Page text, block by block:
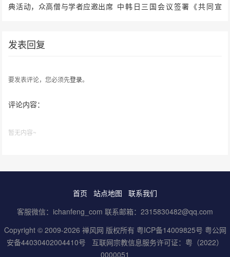
典活动，众高僧与学者应邀出席 中韩日三国会议签署《共同宣
发表回复
要发表评论，您必须先登录。
评论内容：
暂无内容~
首页 站点地图
联系我们
客服微信：ichanfeng_com 联系邮箱：2315830482@qq.com
Copyright © 2009-2026 禅风网 版权所有 粤ICP备14009825号 粤公网
安备44030402004410号
互联网宗教信息服务许可证：粤（2022）
0000051